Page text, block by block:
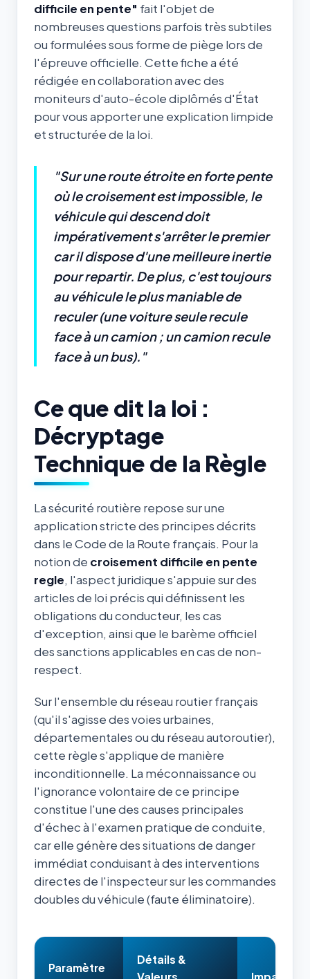
difficile en pente" fait l'objet de
nombreuses questions parfois très subtiles
ou formulées sous forme de piège lors de
l'épreuve officielle. Cette fiche a été
rédigée en collaboration avec des
moniteurs d'auto-école diplômés d'État
pour vous apporter une explication limpide
et structurée de la loi.
"Sur une route étroite en forte pente
où le croisement est impossible, le
véhicule qui descend doit
impérativement s'arrêter le premier
car il dispose d'une meilleure inertie
pour repartir. De plus, c'est toujours
au véhicule le plus maniable de
reculer (une voiture seule recule
face à un camion ; un camion recule
face à un bus)."
Ce que dit la loi :
Décryptage
Technique de la Règle
La sécurité routière repose sur une
application stricte des principes décrits
dans le Code de la Route français. Pour la
notion de croisement difficile en pente
regle, l'aspect juridique s'appuie sur des
articles de loi précis qui définissent les
obligations du conducteur, les cas
d'exception, ainsi que le barème officiel
des sanctions applicables en cas de non-
respect.
Sur l'ensemble du réseau routier français
(qu'il s'agisse des voies urbaines,
départementales ou du réseau autoroutier),
cette règle s'applique de manière
inconditionnelle. La méconnaissance ou
l'ignorance volontaire de ce principe
constitue l'une des causes principales
d'échec à l'examen pratique de conduite,
car elle génère des situations de danger
immédiat conduisant à des interventions
directes de l'inspecteur sur les commandes
doubles du véhicule (faute éliminatoire).
Paramètre
Détails &
Valeurs
Impact &